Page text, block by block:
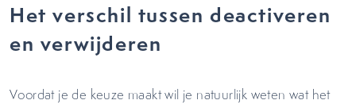
Het verschil tussen deactiveren
en verwijderen
Voordat je de keuze maakt wil je natuurlijk weten wat het